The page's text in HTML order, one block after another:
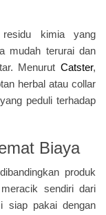
kimia yang
mudah terurai dan
Menurut Catster,
herbal atau collar
peduli terhadap
Biaya
produk
sendiri dari
siap pakai dengan